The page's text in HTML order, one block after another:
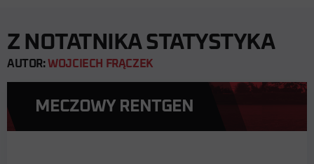
Z NOTATNIKA STATYSTYKA
AUTOR: WOJCIECH FRĄCZEK
MECZOWY RENTGEN